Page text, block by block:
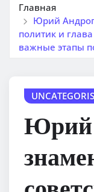
Главная
Юрий
политик и
важные этапы
Юрий